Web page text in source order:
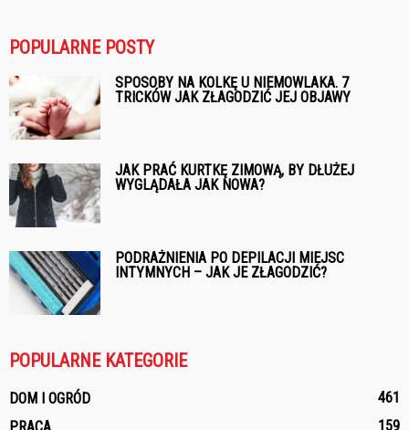
POPULARNE POSTY
SPOSOBY NA KOLKĘ U NIEMOWLAKA. 7
TRICKÓW JAK ZŁAGODZIĆ JEJ OBJAWY
JAK PRAĆ KURTKĘ ZIMOWĄ, BY DŁUŻEJ
WYGLĄDAŁA JAK NOWA?
PODRAŻNIENIA PO DEPILACJI MIEJSC
INTYMNYCH – JAK JE ZŁAGODZIĆ?
POPULARNE KATEGORIE
DOM I OGRÓD
461
PRACA
159